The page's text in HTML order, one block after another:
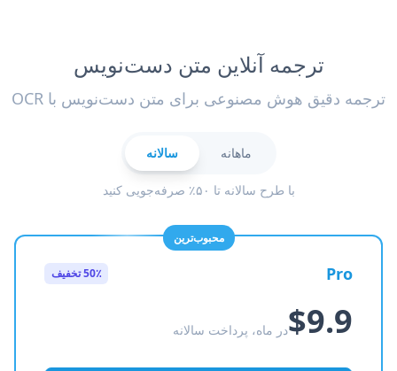
ترجمه آنلاین متن دست‌نویس
ترجمه دقیق هوش مصنوعی برای متن دست‌نویس با OCR
ماهانه سالانه
با طرح سالانه تا ۵۰٪ صرفه‌جویی کنید
محبوب‌ترین
Pro 50٪ تخفیف
$9.9در ماه، پرداخت سالانه